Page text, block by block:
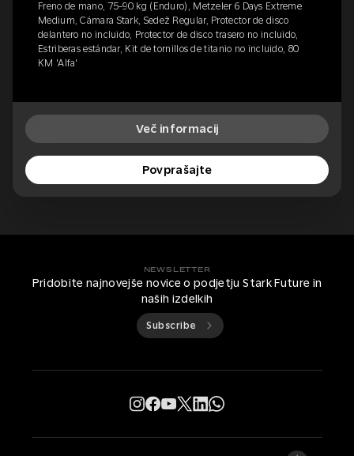
Freno de mano, 75-90 kg (Enduro), Metzeler 6 Days Extreme
Medium, Cámara Stark, Sedež Regular, Protector de disco
delantero no incluido, Protector de disco trasero no incluido,
Estriberas estándar, Kit de tornillos de titanio no incluido, 80
KM 'Alfa'
Več informacij
Povprašajte
NEWSLETTER
Pridobite najnovejše novice o podjetju Stark Future in
naših izdelkih
Subscribe